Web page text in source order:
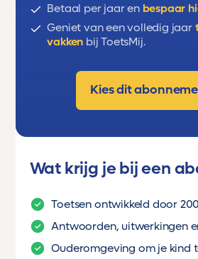
Betaal per jaar en bespaar
Geniet van een volledig jaar
vakken bij ToetsMij.
Kies dit
Wat krijg je bij een
Toetsen ontwikkeld door
Antwoorden, uitwerkingen
Ouderomgeving om je kind